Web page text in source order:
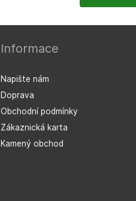
Informace
Napište nám
Doprava
Obchodní podmínky
Zákaznická karta
Kamený obchod